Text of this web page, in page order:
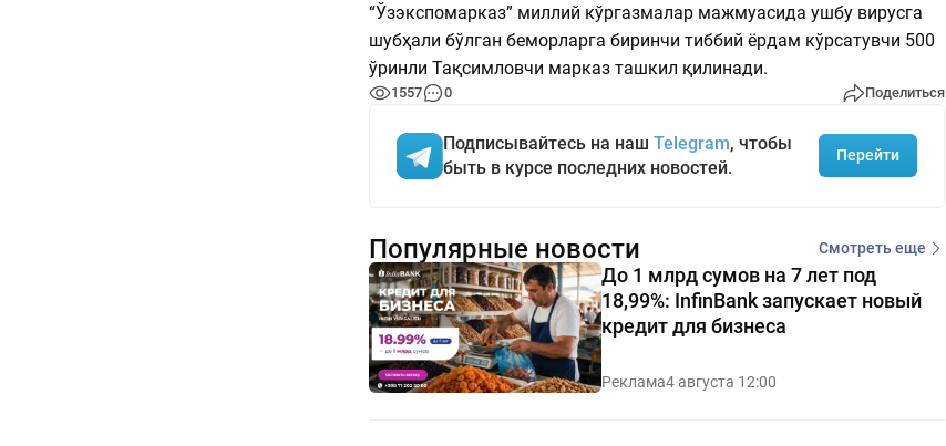
“Ўзэкспомарказ” миллий кўргазмалар мажмуасида ушбу вирусга
шубҳали бўлган беморларга биринчи тиббий ёрдам кўрсатувчи 500
ўринли Тақсимловчи марказ ташкил қилинади.
1557 0 Поделиться
Подписывайтесь на наш Telegram, чтобы
быть в курсе последних новостей.
Перейти
Популярные новости Смотреть еще
До 1 млрд сумов на 7 лет под
18,99%: InfinBank запускает новый
кредит для бизнеса
Реклама4 августа 12:00